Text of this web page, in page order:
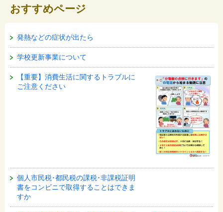
おすすめページ
発熱などの症状が出たら
学校更新事業について
【重要】消費生活に関するトラブルに
ご注意ください
個人市民税･都民税の課税･非課税証明
書をコンビニで取得することはできま
すか